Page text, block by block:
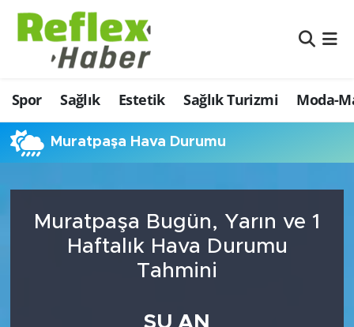
Spor Sağlık Estetik Sağlık Turizmi Moda-
Muratpaşa Hava Durumu
Muratpaşa Bugün, Yarın ve 1
Haftalık Hava Durumu
Tahmini
ŞU AN
Eğitim
Estetik
Firmalardan
İş ve Ekonomi
Moda-Magazin-Eğlence
Nöbetçi Eczaneler
Hava Durumu
Namaz Vakitleri
Şampiyonlar Ligi Puan Durumu ve Fikstür
Tüm Manşetler